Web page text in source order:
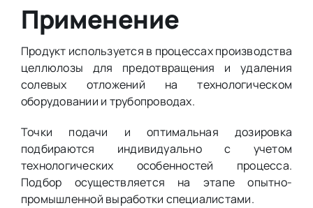
Применение
Продукт используется в процессах производства
целлюлозы для предотвращения и удаления
солевых отложений на технологическом
оборудовании и трубопроводах.
Точки подачи и оптимальная дозировка
подбираются индивидуально с учетом
технологических особенностей процесса.
Подбор осуществляется на этапе опытно-
промышленной выработки специалистами.